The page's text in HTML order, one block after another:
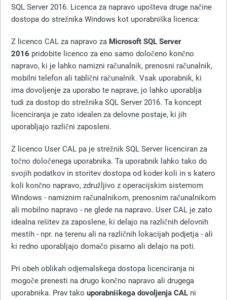
SQL Server 2016. Licenca za napravo upošteva druge načine
dostopa do strežnika Windows kot uporabniška licenca:
Z licenco CAL za napravo za Microsoft SQL Server
2016 pridobite licenco za eno samo določeno končno
napravo, ki je lahko namizni računalnik, prenosni računalnik,
mobilni telefon ali tablični računalnik. Vsak uporabnik, ki
ima dovoljenje za uporabo te naprave, jo lahko uporablja
tudi za dostop do strežnika SQL Server 2016. Ta koncept
licenciranja je zato idealen za delovne postaje, ki jih
uporabljajo različni zaposleni.
Z licenco User CAL pa je strežnik SQL Server licenciran za
točno določenega uporabnika. Ta uporabnik lahko tako do
svojih podatkov in storitev dostopa od koder koli in s katero
koli končno napravo, združljivo z operacijskim sistemom
Windows - namiznim računalnikom, prenosnim računalnikom
ali mobilno napravo - ne glede na napravo. User CAL je zato
idealna rešitev za zaposlene, ki delajo na različnih delovnih
mestih - npr. na terenu ali na različnih lokacijah podjetja - ali
ki redno uporabljajo domačo pisarno ali delajo na poti.
Pri obeh oblikah odjemalskega dostopa licenciranja ni
mogoče prenesti na drugo končno napravo ali drugega
uporabnika. Prav tako uporabniškega dovoljenja CAL ni